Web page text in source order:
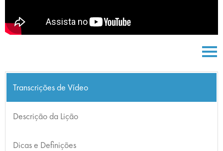
Transcrições de Vídeo
Descrição da Lição
Dicas e Definições